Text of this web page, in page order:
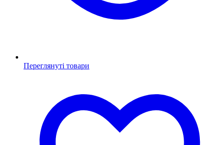
Переглянуті товари